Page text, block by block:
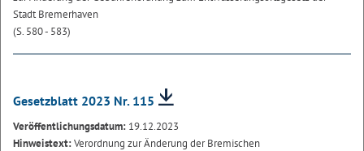
Stadt Bremerhaven
(S. 580 - 583)
Gesetzblatt 2023 Nr. 115
Veröffentlichungsdatum: 19.12.2023
Hinweistext:Verordnung zur Änderung der Bremischen